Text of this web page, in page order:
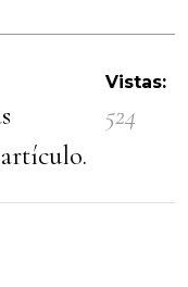
artículo.
Vistas:
524